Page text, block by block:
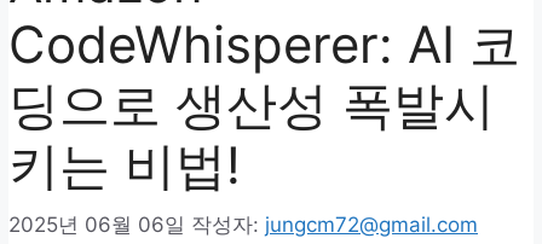
CodeWhisperer: AI 코
딩으로 생산성 폭발시
키는 비법!
2025년 06월 06일 작성자: jungcm72@gmail.com